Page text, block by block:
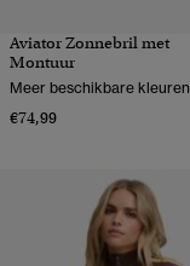
Aviator Zonnebril met
Montuur
Meer beschikbare kleuren
€74,99